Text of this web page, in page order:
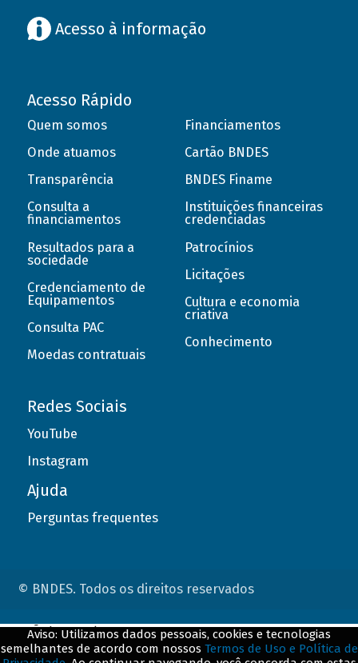
Acesso à informação
Acesso Rápido
Quem somos
Onde atuamos
Transparência
Consulta a
financiamentos
Resultados para a
sociedade
Credenciamento de
Equipamentos
Consulta PAC
Moedas contratuais
Financiamentos
Cartão BNDES
BNDES Finame
Instituições financeiras
credenciadas
Patrocínios
Licitações
Cultura e economia
criativa
Conhecimento
Redes Sociais
YouTube
Instagram
Ajuda
Perguntas frequentes
© BNDES. Todos os direitos reservados
Aviso: Utilizamos dados pessoais, cookies e tecnologias
semelhantes de acordo com nossos Termos de Uso e Política de
ConteÃºdo complementar
${title}${badge}